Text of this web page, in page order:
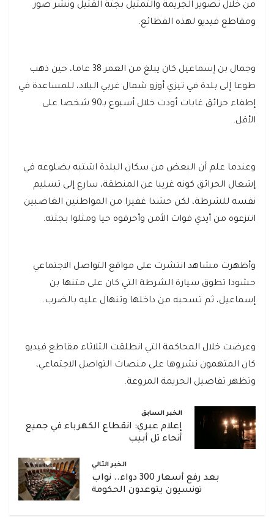
من خلال تصوير الجريمة والتمثيل بجثة القتيل ونشر صور
ومقاطع فيديو لهذه الفظائع.
وجمال بن إسماعيل كان يبلغ من العمر 38 عاما، حين ذهب
طوعا إلى بلدة في تيزي أوزو شمال غربي البلاد، للمساعدة في
إطفاء حرائق غابات أودت خلال أسبوع بـ90 شخصا على
الأقل.
وعندما علم أن البعض من سكان البلدة اشتبه بضلوعه في
إشعال الحرائق كونه غريبا عن المنطقة، سارع إلى تسليم
نفسه للشرطة، لكن حشدا غفيرا من المواطنين الغاضبين
انتزعوه من أيدي قوات الأمن وأحرقوه حيا ومثلوا بجثته.
وأظهرت مشاهد انتشرت على مواقع التواصل الاجتماعي
حشودا تطوق سيارة الشرطة التي كان على متنها بن
إسماعيل، ثم تسحبه من داخلها وتنهال عليه بالضرب.
وعرضت خلال المحاكمة التي انطلقت الثلاثاء مقاطع فيديو
كان المتهمون نشروها على منصات التواصل الاجتماعي،
وتظهر تفاصيل الجريمة المروعة.
الخبر السابق
إعلام عبري: انقطاع الكهرباء في جميع
أنحاء تل أبيب
الخبر التالي
بعد رفع أسعار 300 دواء.. نواب
تونسيون يتوعدون الحكومة